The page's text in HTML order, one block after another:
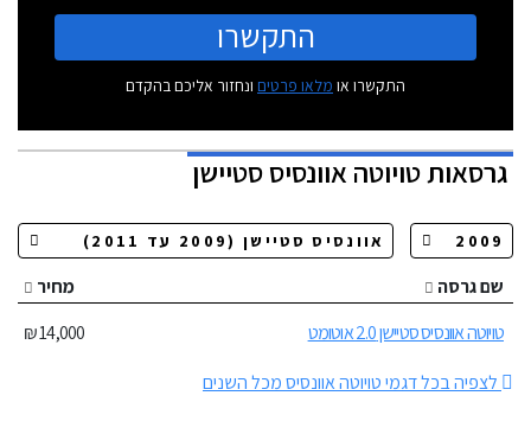
התקשרו
התקשרו או מלאו פרטים ונחזור אליכם בהקדם
גרסאותטויוטה אוונסיס סטיישן
שם גרסה
מחיר
טויוטה אוונסיס סטיישן 2.0 אוטומט
14,000 ₪
לצפיה בכל דגמי טויוטה אוונסיס מכל השנים